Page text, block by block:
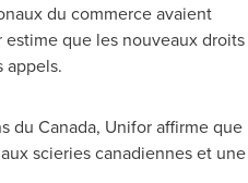
du commerce avaient
que les nouveaux droits
appels.
du Canada, Unifor affirme que
scieries canadiennes et une